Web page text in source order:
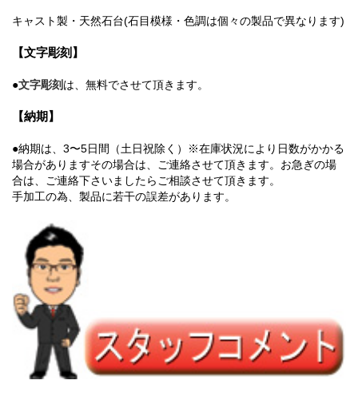
キャスト製・天然石台(石目模様・色調は個々の製品で異なります)
【文字彫刻】
●文字彫刻は、無料でさせて頂きます。
【納期】
●納期は、3〜5日間（土日祝除く）※在庫状況により日数がかかる
場合がありますその場合は、ご連絡させて頂きます。お急ぎの場
合は、ご連絡下さいましたらご相談させて頂きます。
手加工の為、製品に若干の誤差があります。